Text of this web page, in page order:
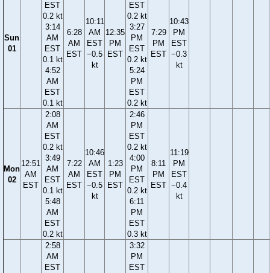
Sun
01
EST
0.2 kt
3:14
AM
EST
0.1 kt
4:52
AM
EST
0.1 kt
6:28
AM
EST
10:11
AM
EST
−0.5
kt
12:35
PM
EST
EST
0.2 kt
3:27
PM
EST
0.2 kt
5:24
PM
EST
0.2 kt
7:29
PM
EST
10:43
PM
EST
−0.3
kt
Mon
02
12:51
AM
EST
2:08
AM
EST
0.2 kt
3:49
AM
EST
0.1 kt
5:48
AM
EST
0.2 kt
7:22
AM
EST
10:46
AM
EST
−0.5
kt
1:23
PM
EST
2:46
PM
EST
0.2 kt
4:00
PM
EST
0.2 kt
6:11
PM
EST
0.3 kt
8:11
PM
EST
11:19
PM
EST
−0.4
kt
2:58
AM
EST
3:32
PM
EST